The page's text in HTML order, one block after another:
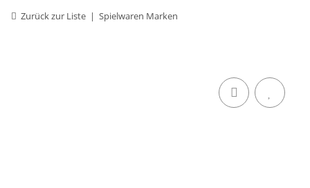
Zurück zur Liste Spielwaren Marken